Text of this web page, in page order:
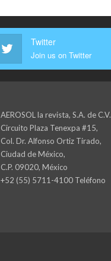
Twitter
Join us on Twitter
AEROSOL la revista, S.A. de C.V.
Circuito Plaza Tenexpa #15,
Col. Dr. Alfonso Ortiz Tirado,
Ciudad de México,
C.P. 09020, México
+52 (55) 5711-4100 Teléfono